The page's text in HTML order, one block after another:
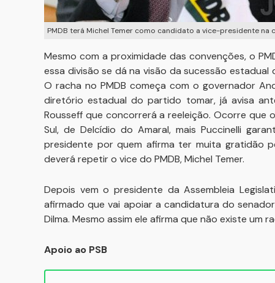
PMDB terá Michel Temer como candidato a vice-presidente na
Mesmo com a proximidade das convenções, o
essa divisão se dá na visão da sucessão
O racha no PMDB começa com o governador
diretório estadual do partido tomar, já avisa
Rousseff que concorrerá a reeleição. Ocorre
Sul, de Delcídio do Amaral, mais Puccinelli
presidente por quem afirma ter muita gratidão
deverá repetir o vice do PMDB, Michel Temer.
Depois vem o presidente da Assembleia
afirmado que vai apoiar a candidatura do
Dilma. Mesmo assim ele afirma que não existe um
Apoio ao PSB